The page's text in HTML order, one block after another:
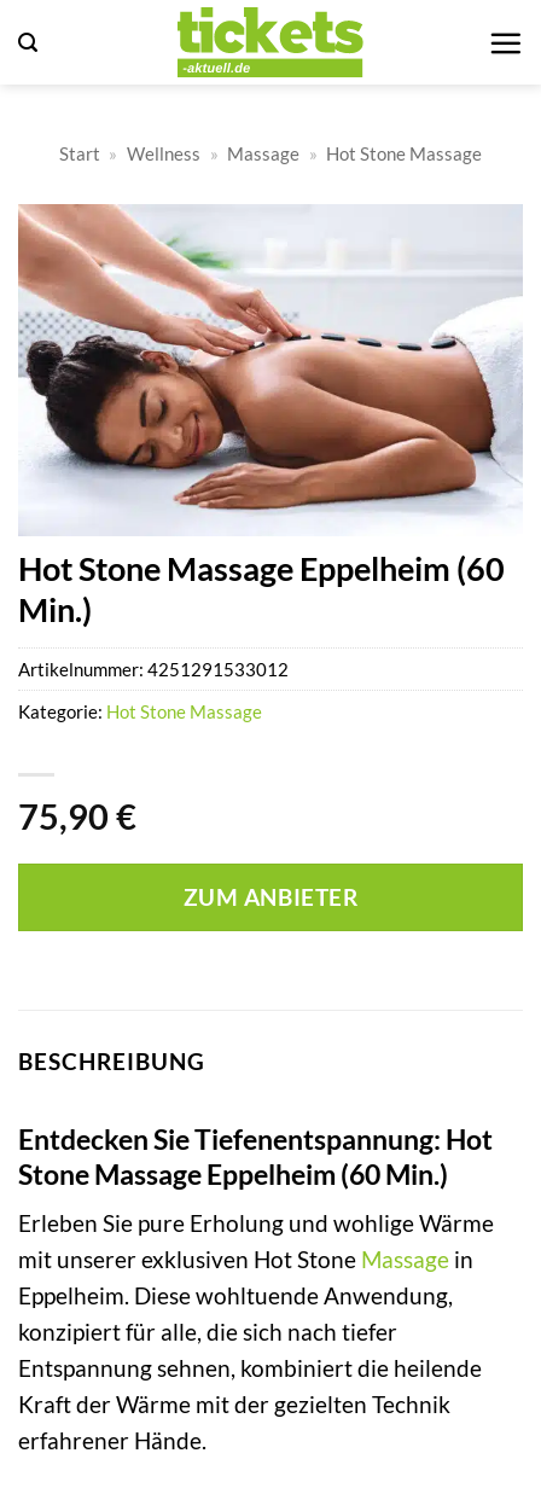
Inhalt
Start » Wellness » Massage » Hot Stone Massage
Hot Stone Massage Eppelheim (60
Min.)
75,90 €
ZUM ANBIETER
Artikelnummer: 4251291533012
Kategorie: Hot Stone Massage
BESCHREIBUNG
Entdecken Sie Tiefenentspannung: Hot
Stone Massage Eppelheim (60 Min.)
Erleben Sie pure Erholung und wohlige Wärme
mit unserer exklusiven Hot Stone Massage in
Eppelheim. Diese wohltuende Anwendung,
konzipiert für alle, die sich nach tiefer
Entspannung sehnen, kombiniert die heilende
Kraft der Wärme mit der gezielten Technik
erfahrener Hände.